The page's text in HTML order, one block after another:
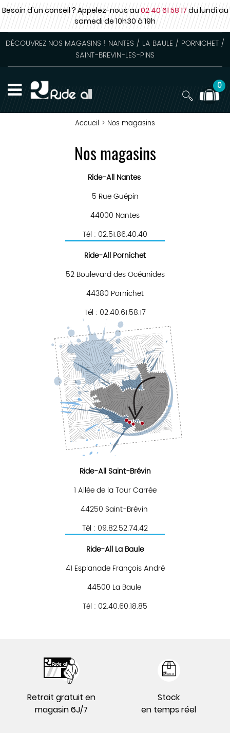
Besoin d'un conseil ? Appelez-nous au02 40 61 58 17du lundi au
samedide 10h30 à 19h
DÉCOUVREZ NOS MAGASINS ! NANTES / LA BAULE / PORNICHET /
SAINT-BREVIN-LES-PINS
0
Accueil > Nos magasins
Nos magasins
Ride-All Nantes
5 Rue Guépin
44000 Nantes
Tél : 02.51.86.40.40
Ride-All Pornichet
52 Boulevard des Océanides
44380 Pornichet
Tél : 02.40.61.58.17
Ride-All Saint-Brévin
1 Allée de la Tour Carrée
44250 Saint-Brévin
Tél : 09.82.52.74.42
Ride-All La Baule
41 Esplanade François André
44500 La Baule
Tél : 02.40.60.18.85
Retrait gratuit en
magasin 6J/7
Stock
en temps réel